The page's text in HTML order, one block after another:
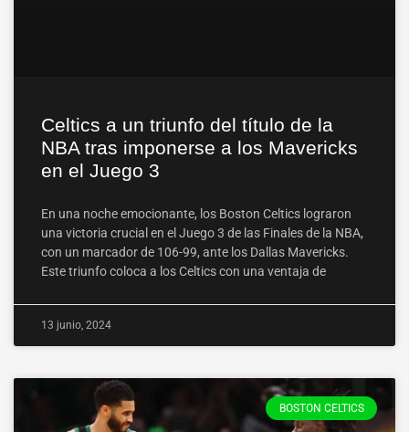
Celtics a un triunfo del título de la
NBA tras imponerse a los Mavericks
en el Juego 3
En una noche emocionante, los Boston Celtics lograron
una victoria crucial en el Juego 3 de las Finales de la NBA,
con un marcador de 106-99, ante los Dallas Mavericks.
Este triunfo coloca a los Celtics con una ventaja de
13 junio, 2024
BOSTON CELTICS